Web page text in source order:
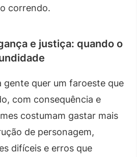
correndo.
e justiça: quando o
gente quer um faroeste que
com consequência e
costumam gastar mais
de personagem,
difíceis e erros que